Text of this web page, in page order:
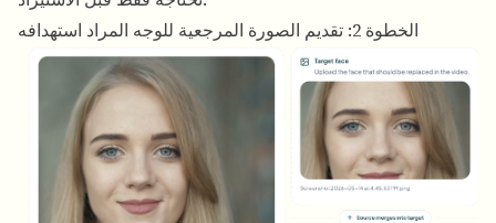
الخطوة 2: تقديم الصورة المرجعية للوجه المراد استهدافه